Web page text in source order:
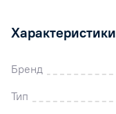
Характеристики
Бренд
Тип